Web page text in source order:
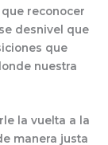
reconocer
desnivel que
que
nuestra
la vuelta a la
manera justa